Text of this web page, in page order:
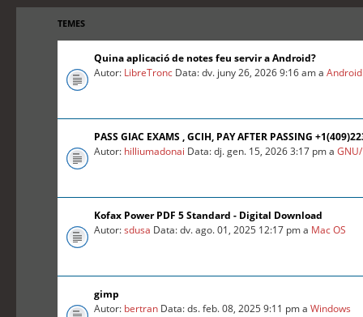
TEMES
Quina aplicació de notes feu servir a Android?
Autor: LibreTronc Data: dv. juny 26, 2026 9:16 am aAndroid
PASS GIAC EXAMS , GCIH, PAY AFTER PASSING
Autor: hilliumadonai Data: dj. gen. 15, 2026 3:17 pm a
Kofax Power PDF 5 Standard - Digital Download
Autor:sdusa Data: dv. ago. 01, 2025 12:17 pm a Mac OS
gimp
Autor: bertran Data: ds. feb. 08, 2025 9:11 pm aWindows